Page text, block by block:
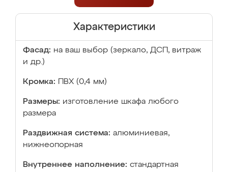
Характеристики
Фасад: на ваш выбор (зеркало, ДСП, витраж
и др.)
Кромка: ПВХ (0,4 мм)
Размеры: изготовление шкафа любого
размера
Раздвижная система: алюминиевая,
нижнеопорная
Внутреннее наполнение: стандартная